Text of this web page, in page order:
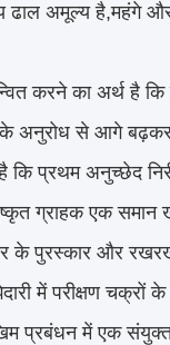
ढाल अमूल्य है,महंगे
करने का अर्थ है कि
अनुरोध से आगे बढ़कर
कि प्रथम अनुच्छेद
ग्राहक एक
के पुरस्कार और
में परीक्षण चक्रों
प्रबंधन में एक संयुक्त